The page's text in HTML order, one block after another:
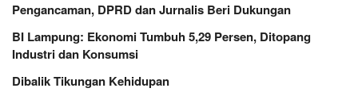
Pengancaman, DPRD dan Jurnalis Beri Dukungan
BI Lampung: Ekonomi Tumbuh 5,29 Persen, Ditopang
Industri dan Konsumsi
Dibalik Tikungan Kehidupan